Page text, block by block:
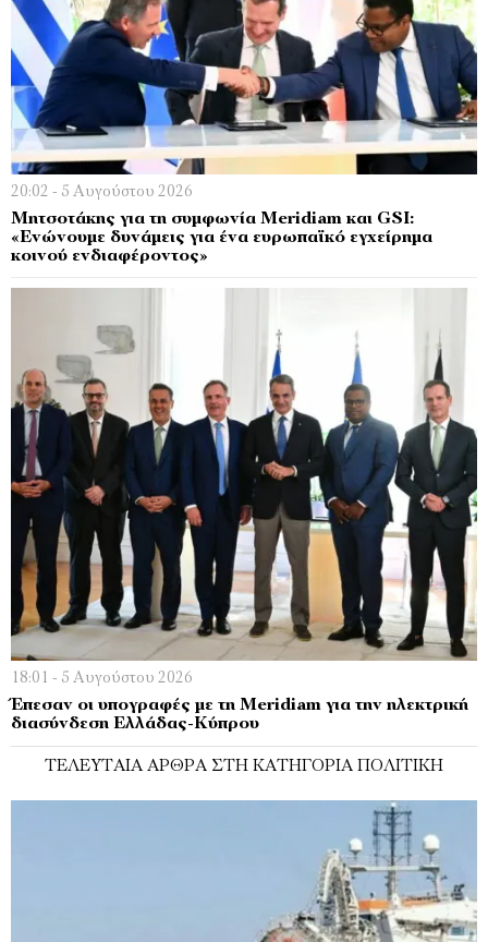
20:02 - 5 Αυγούστου 2026
Μητσοτάκης για τη συμφωνία Meridiam και GSI:
«Ενώνουμε δυνάμεις για ένα ευρωπαϊκό εγχείρημα
κοινού ενδιαφέροντος»
18:01 - 5 Αυγούστου 2026
Έπεσαν οι υπογραφές με τη Meridiam για την ηλεκτρική
διασύνδεση Ελλάδας-Κύπρου
ΤΕΛΕΥΤΑΊΑ ΆΡΘΡΑ ΣΤΗ ΚΑΤΗΓΟΡΊΑ ΠΟΛΙΤΙΚΉ